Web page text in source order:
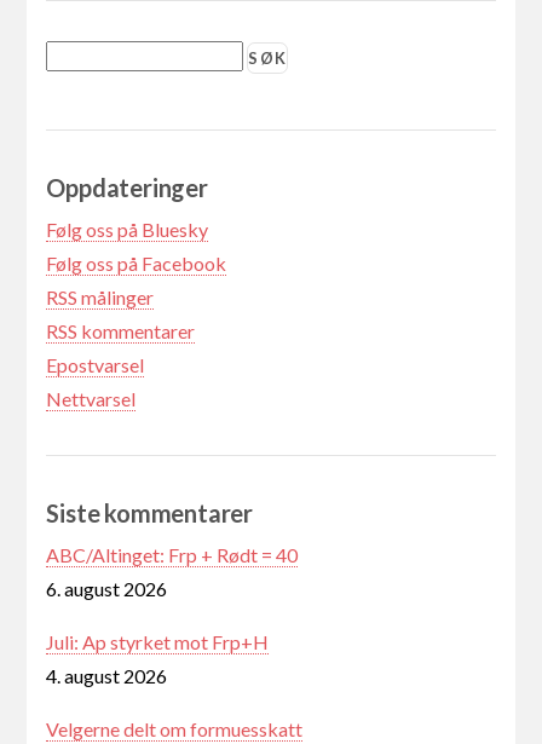
Oppdateringer
Følg oss på Bluesky
Følg oss på Facebook
RSS målinger
RSS kommentarer
Epostvarsel
Nettvarsel
Siste kommentarer
ABC/Altinget: Frp + Rødt = 40
6. august 2026
Juli: Ap styrket mot Frp+H
4. august 2026
Velgerne delt om formuesskatt